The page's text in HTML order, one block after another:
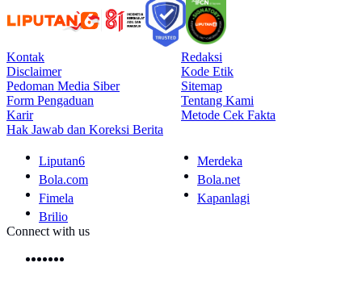
Kontak
Redaksi
Disclaimer
Kode Etik
Pedoman Media Siber
Sitemap
Form Pengaduan
Tentang Kami
Karir
Metode Cek Fakta
Hak Jawab dan Koreksi Berita
Liputan6
Merdeka
Bola.com
Bola.net
Fimela
Kapanlagi
Brilio
Connect with us